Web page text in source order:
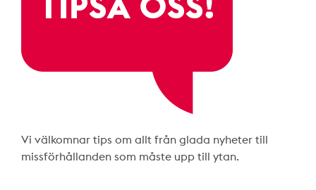
Vi välkomnar tips om allt från glada nyheter till
missförhållanden som måste upp till ytan.